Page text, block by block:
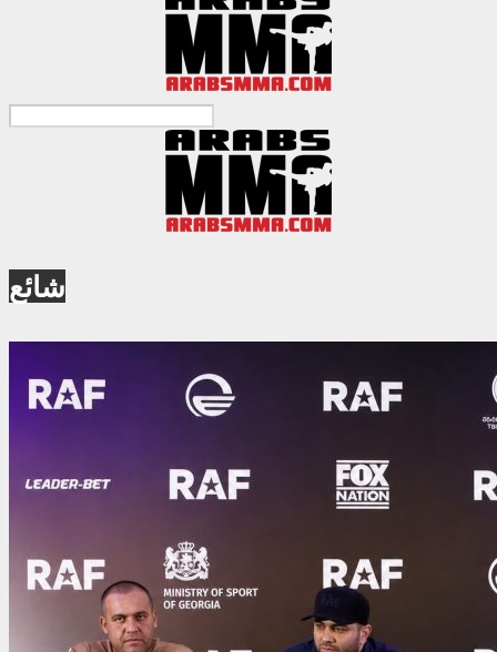
شائع